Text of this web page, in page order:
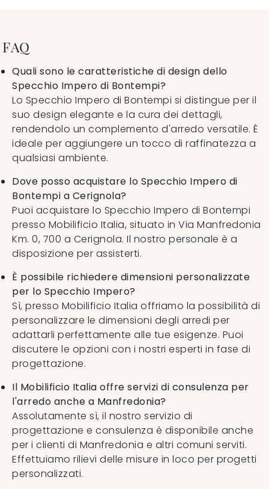
FAQ
Quali sono le caratteristiche di design dello
Specchio Impero di Bontempi?
Lo Specchio Impero di Bontempi si distingue per il
suo design elegante e la cura dei dettagli,
rendendolo un complemento d'arredo versatile. È
ideale per aggiungere un tocco di raffinatezza a
qualsiasi ambiente.
Dove posso acquistare lo Specchio Impero di
Bontempi a Cerignola?
Puoi acquistare lo Specchio Impero di Bontempi
presso Mobilificio Italia, situato in Via Manfredonia
Km. 0, 700 a Cerignola. Il nostro personale è a
disposizione per assisterti.
È possibile richiedere dimensioni personalizzate
per lo Specchio Impero?
Sì, presso Mobilificio Italia offriamo la possibilità di
personalizzare le dimensioni degli arredi per
adattarli perfettamente alle tue esigenze. Puoi
discutere le opzioni con i nostri esperti in fase di
progettazione.
Il Mobilificio Italia offre servizi di consulenza per
l'arredo anche a Manfredonia?
Assolutamente sì, il nostro servizio di
progettazione e consulenza è disponibile anche
per i clienti di Manfredonia e altri comuni serviti.
Effettuiamo rilievi delle misure in loco per progetti
personalizzati.